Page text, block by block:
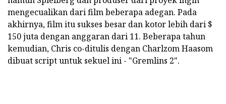
mengecualikan dari film beberapa adegan. Pada
akhirnya, film itu sukses besar dan kotor lebih dari $
150 juta dengan anggaran dari 11. Beberapa tahun
kemudian, Chris co-ditulis dengan Charlzom Haasom
dibuat script untuk sekuel ini - "Gremlins 2".